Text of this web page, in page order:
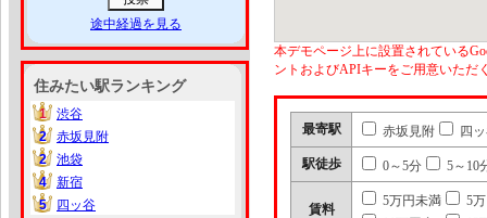
途中経過を見る
住みたい駅ランキング
1
1
渋谷
2
2
赤坂見附
2
2
池袋
4
4
新宿
5
5 四ッ谷
本デモページ上に設置されている
ントおよびAPIキーをご用意いただ
最寄駅 赤坂見附 四
駅徒歩 0～5分 5～10
賃料
5万円未満
5